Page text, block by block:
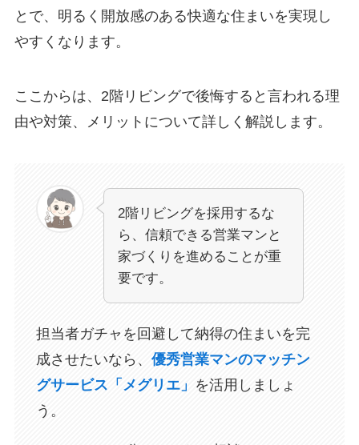
とで、明るく開放感のある快適な住まいを実現し
やすくなります。
ここからは、2階リビングで後悔すると言われる理
由や対策、メリットについて詳しく解説します。
2階リビングを採用するな
ら、信頼できる営業マンと
家づくりを進めることが重
要です。
担当者ガチャを回避して納得の住まいを完
成させたいなら、優秀営業マンのマッチン
グサービス「メグリエ」 を活用しましょ
う。